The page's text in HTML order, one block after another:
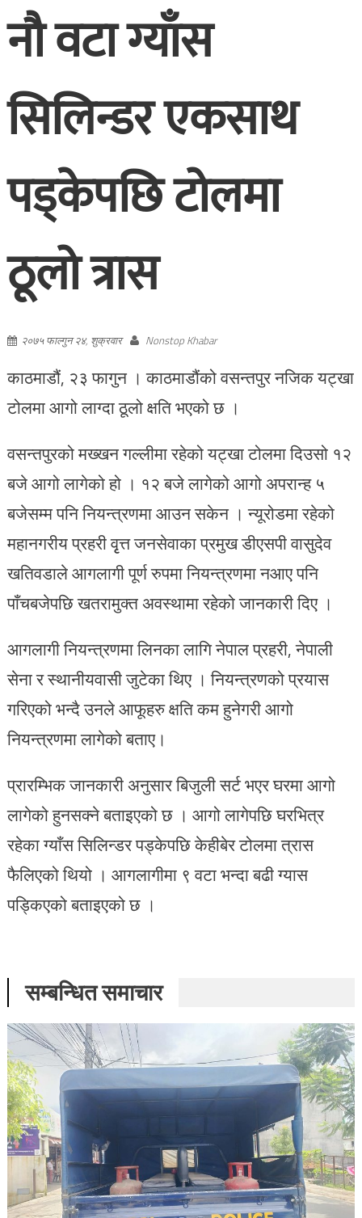
नौ वटा ग्याँस
सिलिन्डर एकसाथ
पड्केपछि टोलमा
ठूलो त्रास
२०७५ फाल्गुन २४, शुक्रवार Nonstop Khabar
काठमाडौं, २३ फागुन । काठमाडौंको वसन्तपुर नजिक यट्खा
टोलमा आगो लाग्दा ठूलो क्षति भएको छ ।
वसन्तपुरको मख्खन गल्लीमा रहेको यट्खा टोलमा दिउसो १२
बजे आगो लागेको हो । १२ बजे लागेको आगो अपरान्ह ५
बजेसम्म पनि नियन्त्रणमा आउन सकेन । न्यूरोडमा रहेको
महानगरीय प्रहरी वृृत्त जनसेवाका प्रमुख डीएसपी वासुदेव
खतिवडाले आगलागी पूर्ण रुपमा नियन्त्रणमा नआए पनि
पाँचबजेपछि खतरामुक्त अवस्थामा रहेको जानकारी दिए ।
आगलागी नियन्त्रणमा लिनका लागि नेपाल प्रहरी, नेपाली
सेना र स्थानीयवासी जुटेका थिए । नियन्त्रणको प्रयास
गरिएको भन्दै उनले आफूहरु क्षति कम हुनेगरी आगो
नियन्त्रणमा लागेको बताए।
प्रारम्भिक जानकारी अनुसार बिजुली सर्ट भएर घरमा आगो
लागेको हुनसक्ने बताइएको छ । आगो लागेपछि घरभित्र
रहेका ग्याँस सिलिन्डर पड्केपछि केहीबेर टोलमा त्रास
फैलिएको थियो । आगलागीमा ९ वटा भन्दा बढी ग्यास
पड्किएको बताइएको छ ।
सम्बन्धित समाचार